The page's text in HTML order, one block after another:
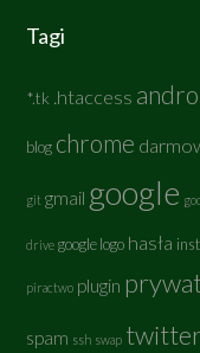
Tagi
*.tk .htaccess
blog chrome
git gmail google
drive google logo hasła
piractwo plugin
spam ssh swap twitter